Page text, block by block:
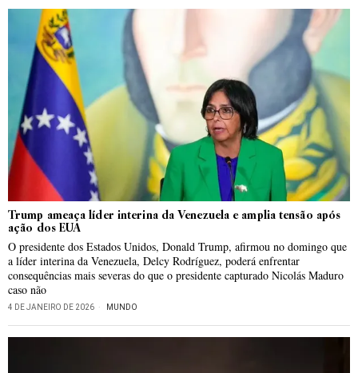
Trump ameaça líder interina da Venezuela e amplia tensão após
ação dos EUA
O presidente dos Estados Unidos, Donald Trump, afirmou no domingo que
a líder interina da Venezuela, Delcy Rodríguez, poderá enfrentar
consequências mais severas do que o presidente capturado Nicolás Maduro
caso não
4 DE JANEIRO DE 2026 MUNDO